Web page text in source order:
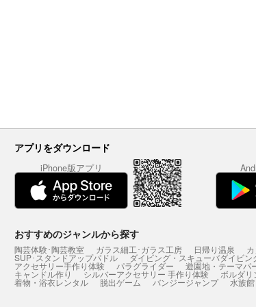
アプリをダウンロード
iPhone版アプリ
おすすめのジャンルから探す
陶芸体験･陶芸教室 ガラス細工･ガラス工房 日帰り温泉
SUP･スタンドアップパドル ダイビング・スキューバダイビン
アクセサリー手作り体験 パラグライダー 遊園地・テーマパ
キャンドル作り シルバーアクセサリー 手作り体験 ボルダリ
着物・浴衣レンタル 脱出ゲーム バンジージャンプ 水族館